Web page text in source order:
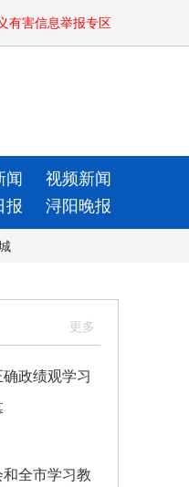
有害信息举报专区
闻
视频新闻
报 浔阳晚报
政绩观学习
全市学习教